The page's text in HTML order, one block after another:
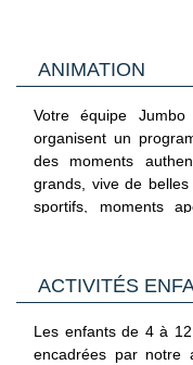
Avec supplément :
- Mini- réfrigérateur
- Chambre vue mer.
adultes + 1 enfant.
- Chambre
coffre-fort + mini
Capacité maximum :
ANIMATION
Votre équipe
organisent un
des moments
grands, vive de
sportifs, moments
gymniques, soirées
et des soirées
que vous attendiez !
ACTIVITÉS
Les enfants de 4 à
encadrées par notre